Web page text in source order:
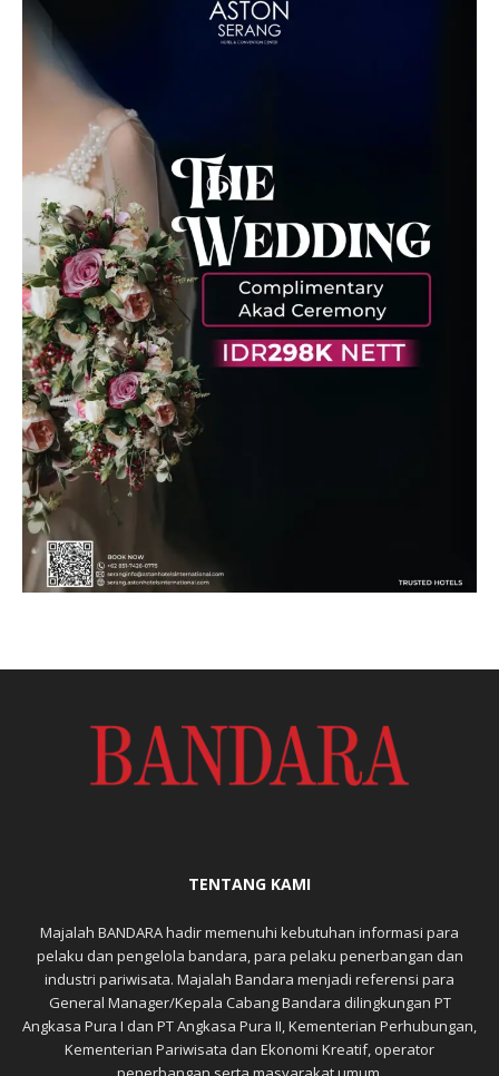
TENTANG KAMI
Majalah BANDARA hadir memenuhi kebutuhan informasi para
pelaku dan pengelola bandara, para pelaku penerbangan dan
industri pariwisata. Majalah Bandara menjadi referensi para
General Manager/Kepala Cabang Bandara dilingkungan PT
Angkasa Pura I dan PT Angkasa Pura II, Kementerian Perhubungan,
Kementerian Pariwisata dan Ekonomi Kreatif, operator